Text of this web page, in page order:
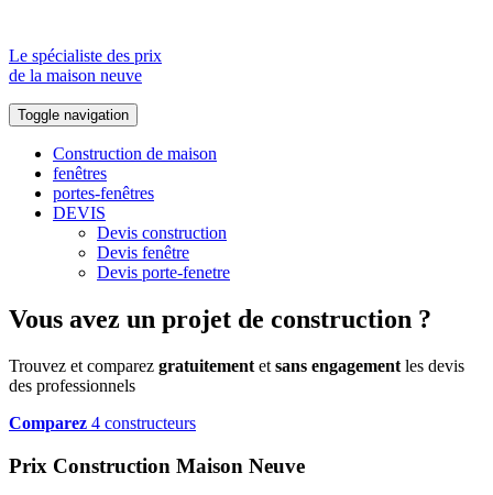
Le spécialiste des prix
de la maison neuve
Toggle navigation
Construction de maison
fenêtres
portes-fenêtres
DEVIS
Devis construction
Devis fenêtre
Devis porte-fenetre
Vous avez un projet de construction ?
Trouvez et comparez gratuitement et sans engagement les devis
des professionnels
Comparez 4 constructeurs
Prix Construction Maison Neuve